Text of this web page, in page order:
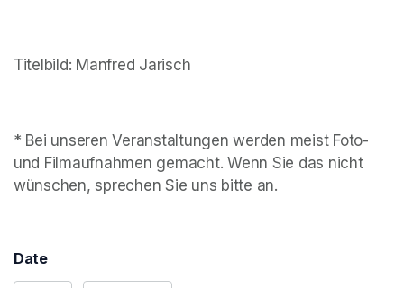
Titelbild: Manfred Jarisch
* Bei unseren Veranstaltungen werden meist Foto-
und Filmaufnahmen gemacht. Wenn Sie das nicht
wünschen, sprechen Sie uns bitte an.
Date